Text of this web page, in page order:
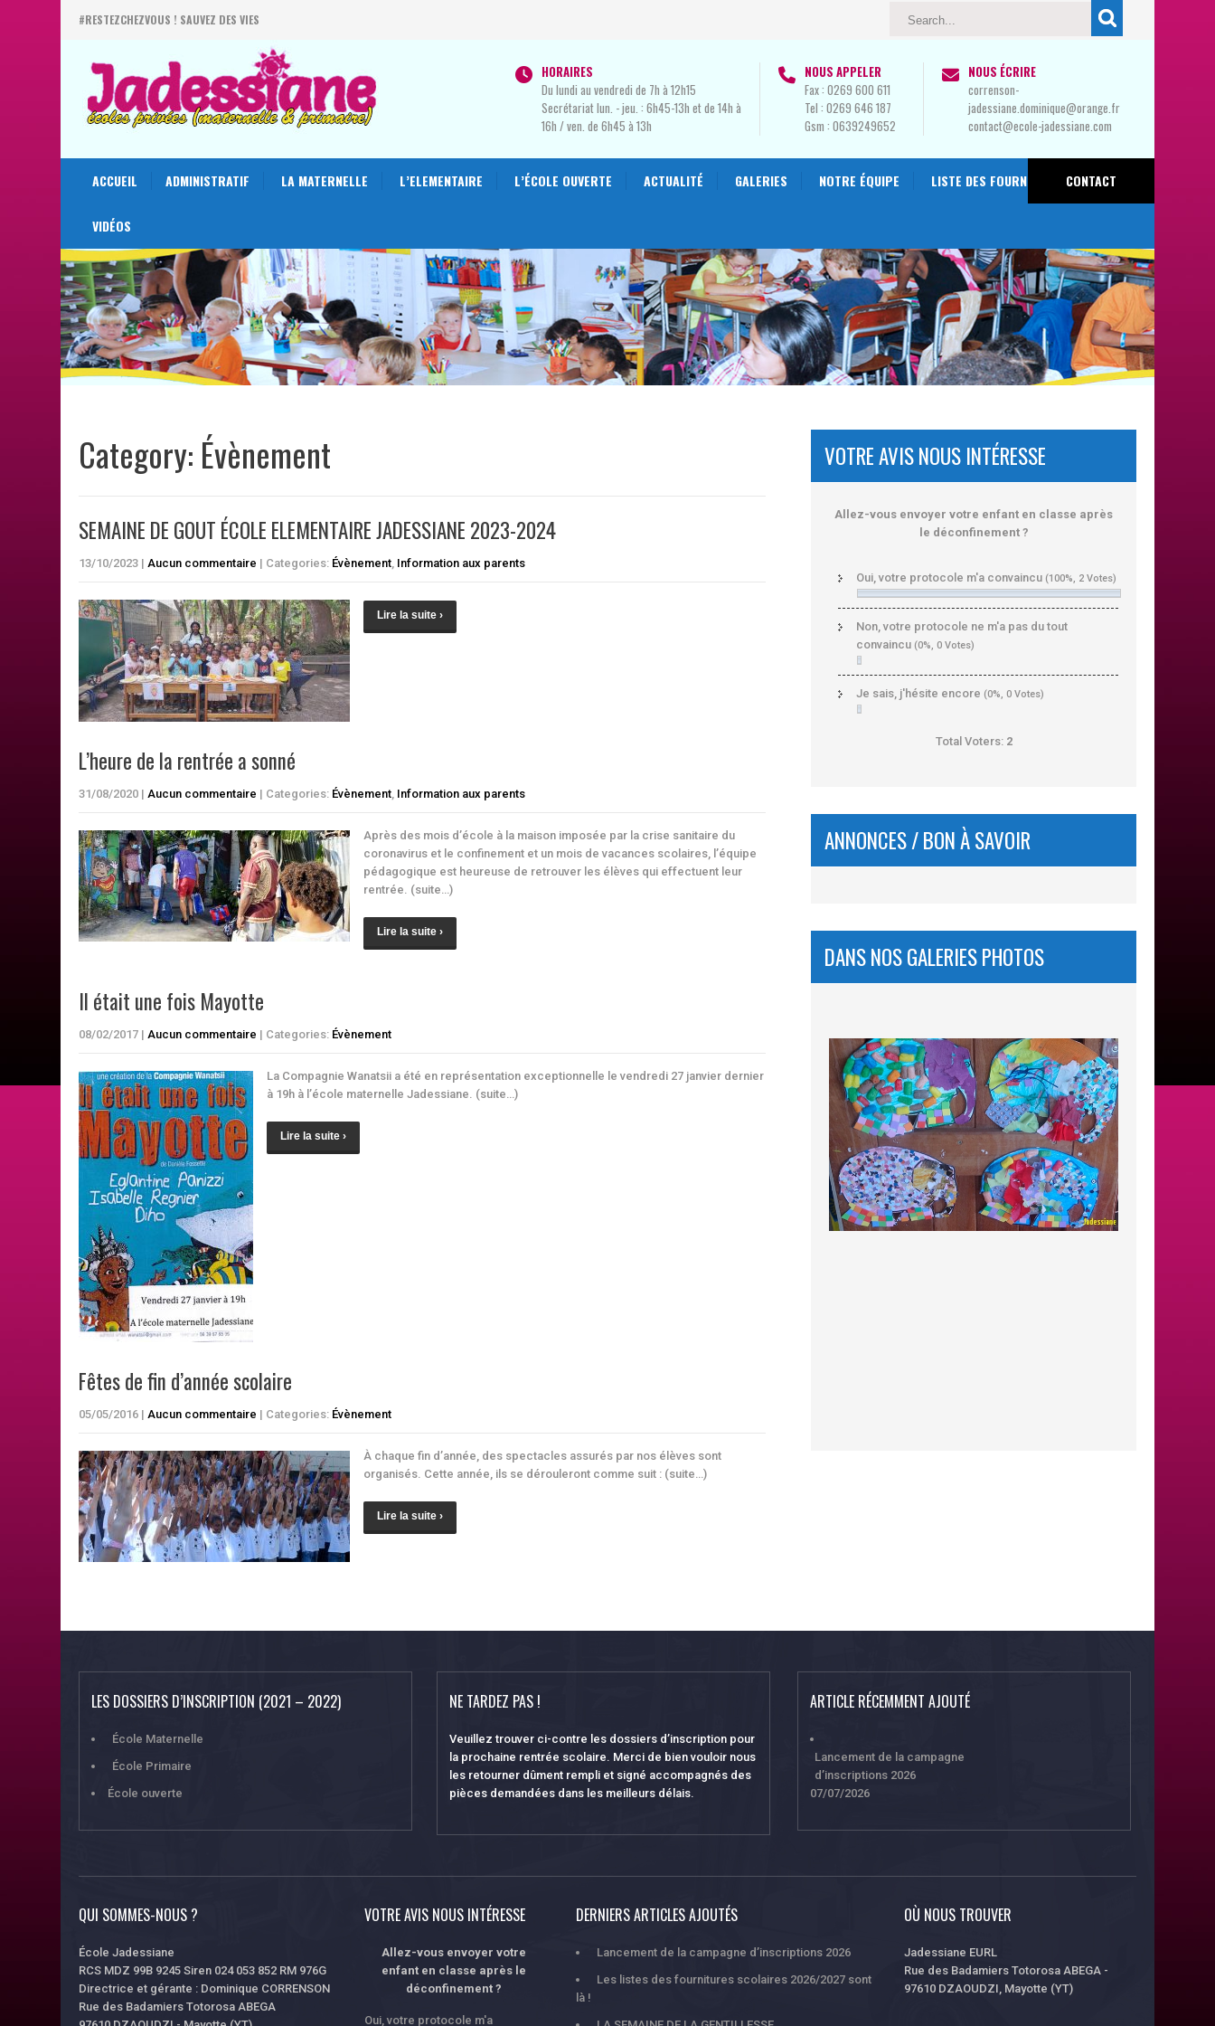
#RESTEZCHEZVOUS ! SAUVEZ DES VIES
HORAIRES
Du lundi au vendredi de 7h à 12h15
Secrétariat lun. - jeu. : 6h45-13h et de 14h à
16h / ven. de 6h45 à 13h
NOUS APPELER
Fax : 0269 600 611
Tel : 0269 646 187
Gsm : 0639249652
NOUS ÉCRIRE
correnson-
jadessiane.dominique@orange.fr
contact@ecole-jadessiane.com
ACCUEIL ADMINISTRATIF LA MATERNELLE L’ELEMENTAIRE L’ÉCOLE OUVERTE ACTUALITÉ GALERIES NOTRE ÉQUIPE LISTE DES FOURNITURES 2024-2025
VIDÉOS
CONTACT
Category: Évènement
SEMAINE DE GOUT ÉCOLE ELEMENTAIRE JADESSIANE 2023-2024
13/10/2023 | Aucun commentaire | Categories: Évènement, Information aux parents
Lire la suite ›
L’heure de la rentrée a sonné
31/08/2020 | Aucun commentaire | Categories: Évènement, Information aux parents
Après des mois d’école à la maison imposée par la crise sanitaire du
coronavirus et le confinement et un mois de vacances scolaires, l’équipe
pédagogique est heureuse de retrouver les élèves qui effectuent leur
rentrée. (suite…)
Lire la suite ›
Il était une fois Mayotte
08/02/2017 | Aucun commentaire | Categories: Évènement
La Compagnie Wanatsii a été en représentation exceptionnelle le vendredi 27 janvier dernier
à 19h à l’école maternelle Jadessiane. (suite…)
Lire la suite ›
Fêtes de fin d’année scolaire
05/05/2016 | Aucun commentaire | Categories: Évènement
À chaque fin d’année, des spectacles assurés par nos élèves sont
organisés. Cette année, ils se dérouleront comme suit : (suite…)
Lire la suite ›
VOTRE AVIS NOUS INTÉRESSE
Allez-vous envoyer votre enfant en classe après
le déconfinement ?
Oui, votre protocole m'a convaincu (100%, 2 Votes)
Non, votre protocole ne m'a pas du tout
convaincu (0%, 0 Votes)
Je sais, j'hésite encore (0%, 0 Votes)
Total Voters: 2
ANNONCES / BON À SAVOIR
DANS NOS GALERIES PHOTOS
LES DOSSIERS D’INSCRIPTION (2021 – 2022)
École Maternelle
École Primaire
École ouverte
NE TARDEZ PAS !
Veuillez trouver ci-contre les dossiers d’inscription pour
la prochaine rentrée scolaire. Merci de bien vouloir nous
les retourner dûment rempli et signé accompagnés des
pièces demandées dans les meilleurs délais.
ARTICLE RÉCEMMENT AJOUTÉ
Lancement de la campagne
d’inscriptions 2026
07/07/2026
QUI SOMMES-NOUS ?
École Jadessiane
RCS MDZ 99B 9245 Siren 024 053 852 RM 976G
Directrice et gérante : Dominique CORRENSON
Rue des Badamiers Totorosa ABEGA
VOTRE AVIS NOUS INTÉRESSE
Allez-vous envoyer votre
enfant en classe après le
déconfinement ?
Oui, votre protocole m'a
DERNIERS ARTICLES AJOUTÉS
Lancement de la campagne d’inscriptions 2026
Les listes des fournitures scolaires 2026/2027 sont
là !
OÙ NOUS TROUVER
Jadessiane EURL
Rue des Badamiers Totorosa ABEGA -
97610 DZAOUDZI, Mayotte (YT)